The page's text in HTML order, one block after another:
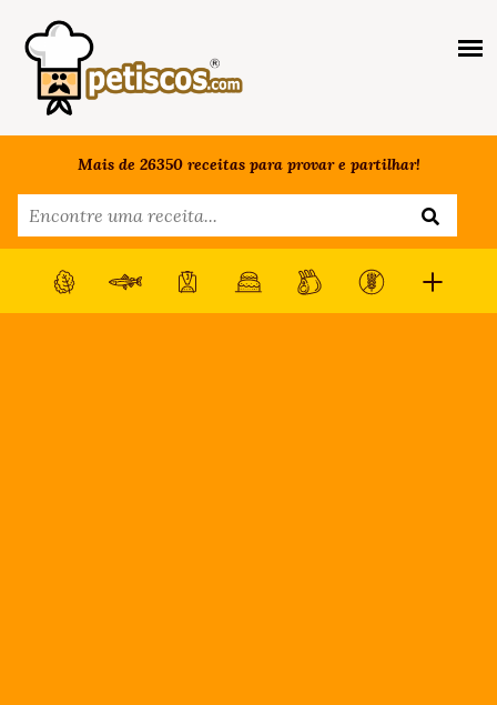
Mais de 26350 receitas para provar e partilhar!